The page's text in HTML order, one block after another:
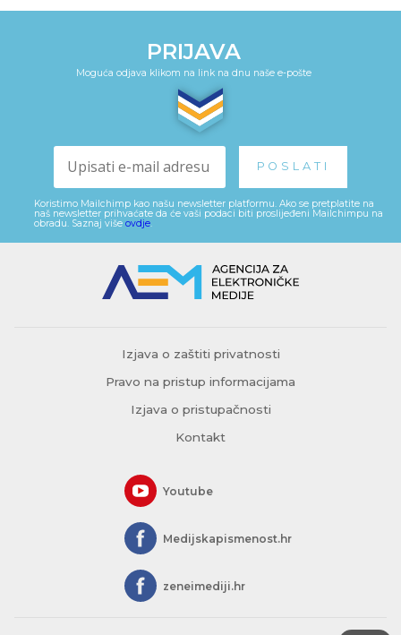
PRIJAVA
Moguća odjava klikom na link na dnu naše e-pošte
Koristimo Mailchimp kao našu newsletter platformu. Ako se pretplatite na
naš newsletter prihvaćate da će vaši podaci biti proslijeđeni Mailchimpu na
obradu. Saznaj više ovdje
Izjava o zaštiti privatnosti
Pravo na pristup informacijama
Izjava o pristupačnosti
Kontakt
Youtube
Medijskapismenost.hr
zeneimediji.hr